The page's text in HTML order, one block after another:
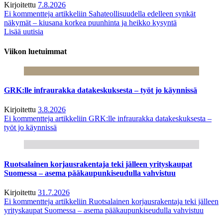
Kirjoitettu 7.8.2026
Ei kommentteja artikkeliin Sahateollisuudella edelleen synkät
näkymät – kiusana korkea puunhinta ja heikko kysyntä
Lisää uutisia
Viikon luetuimmat
GRK:lle infraurakka datakeskuksesta – työt jo käynnissä
Kirjoitettu 3.8.2026
Ei kommentteja artikkeliin GRK:lle infraurakka datakeskuksesta –
työt jo käynnissä
Ruotsalainen korjausrakentaja teki jälleen yrityskaupat
Suomessa – asema pääkaupunkiseudulla vahvistuu
Kirjoitettu 31.7.2026
Ei kommentteja artikkeliin Ruotsalainen korjausrakentaja teki jälleen
yrityskaupat Suomessa – asema pääkaupunkiseudulla vahvistuu